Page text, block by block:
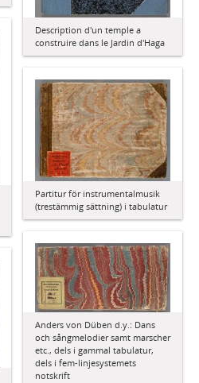
Description d'un temple a
construire dans le Jardin d'Haga
Partitur för instrumentalmusik
(trestämmig sättning) i tabulatur
Anders von Düben d.y.: Dans
och sångmelodier samt marscher
etc., dels i gammal tabulatur,
dels i fem-linjesystemets
notskrift